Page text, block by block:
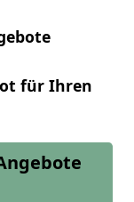
für Ihren